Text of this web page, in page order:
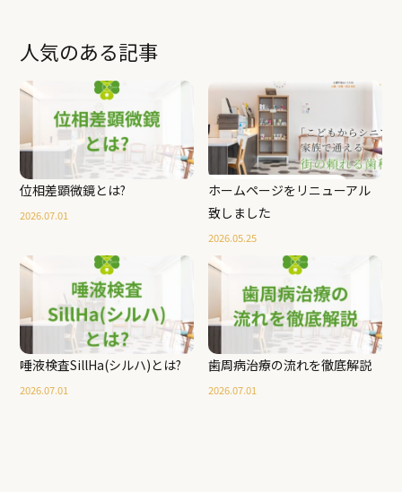
人気のある記事
位相差顕微鏡とは?
2026.07.01
ホームページをリニューアル
致しました
2026.05.25
唾液検査SillHa(シルハ)とは?
2026.07.01
歯周病治療の流れを徹底解説
2026.07.01